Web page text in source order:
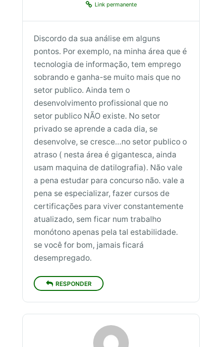
Link permanente
Discordo da sua análise em alguns
pontos. Por exemplo, na minha área que é
tecnologia de informação, tem emprego
sobrando e ganha-se muito mais que no
setor publico. Ainda tem o
desenvolvimento profissional que no
setor publico NÃO existe. No setor
privado se aprende a cada dia, se
desenvolve, se cresce…no setor publico o
atraso ( nesta área é gigantesca, ainda
usam maquina de datilografia). Não vale
a pena estudar para concurso não. vale a
pena se especializar, fazer cursos de
certificações para viver constantemente
atualizado, sem ficar num trabalho
monótono apenas pela tal estabilidade.
se você for bom, jamais ficará
desempregado.
RESPONDER